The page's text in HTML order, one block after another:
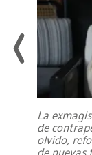
La
de
olvido,
de nuevas